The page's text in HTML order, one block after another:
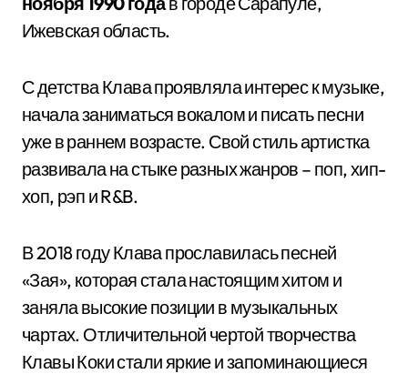
Ижевская область.
С детства Клава проявляла интерес к музыке,
начала заниматься вокалом и писать песни
уже в раннем возрасте. Свой стиль артистка
развивала на стыке разных жанров – поп, хип-
хоп, рэп и R&B.
В 2018 году Клава прославилась песней
«Зая», которая стала настоящим хитом и
заняла высокие позиции в музыкальных
чартах. Отличительной чертой творчества
Клавы Коки стали яркие и запоминающиеся